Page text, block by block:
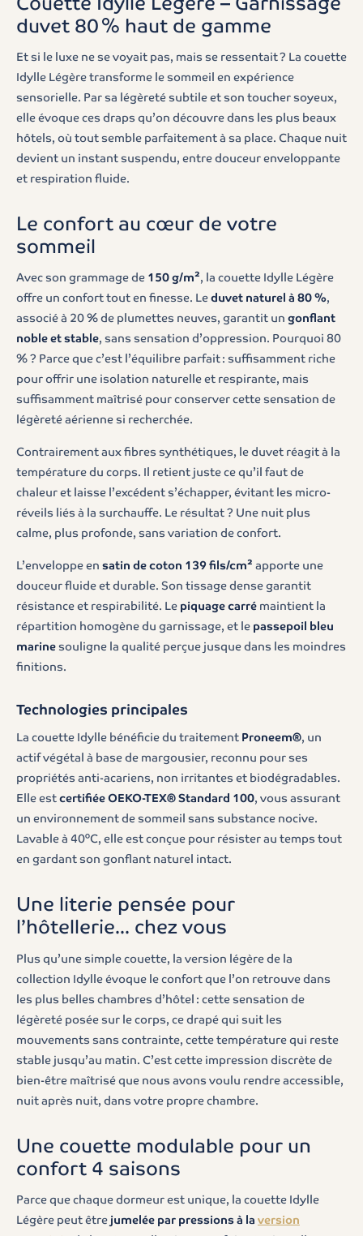
duvet 80 % haut de gamme
Et si le luxe ne se voyait pas, mais se ressentait ? La couette
Idylle Légère transforme le sommeil en expérience
sensorielle. Par sa légèreté subtile et son toucher soyeux,
elle évoque ces draps qu’on découvre dans les plus beaux
hôtels, où tout semble parfaitement à sa place. Chaque nuit
devient un instant suspendu, entre douceur enveloppante
et respiration fluide.
Le confort au cœur de votre
sommeil
Avec son grammage de 150 g/m², la couette Idylle Légère
offre un confort tout en finesse. Leduvet naturel à 80 %,
associé à 20 % de plumettes neuves, garantit un gonflant
noble et stable, sans sensation d’oppression. Pourquoi 80
% ? Parce que c’est l’équilibre parfait : suffisamment riche
pour offrir une isolation naturelle et respirante, mais
suffisamment maîtrisé pour conserver cette sensation de
légèreté aérienne si recherchée.
Contrairement aux fibres synthétiques, le duvet réagit à la
température du corps. Il retient juste ce qu’il faut de
chaleur et laisse l’excédent s’échapper, évitant les micro-
réveils liés à la surchauffe. Le résultat ? Une nuit plus
calme, plus profonde, sans variation de confort.
L’enveloppe en satin de coton 139 fils/cm² apporte une
douceur fluide et durable. Son tissage dense garantit
résistance et respirabilité. Le piquage carrémaintient la
répartition homogène du garnissage, et le passepoil bleu
marinesouligne la qualité perçue jusque dans les moindres
finitions.
Technologies principales
La couette Idylle bénéficie du traitement Proneem®, un
actif végétal à base de margousier, reconnu pour ses
propriétés anti-acariens, non irritantes et biodégradables.
Elle estcertifiée OEKO-TEX® Standard 100, vous assurant
un environnement de sommeil sans substance nocive.
Lavable à 40°C, elle est conçue pour résister au temps tout
en gardant son gonflant naturel intact.
Une literie pensée pour
l’hôtellerie... chez vous
Plus qu’une simple couette, la version légère de la
collection Idylle évoque le confort que l’on retrouve dans
les plus belles chambres d’hôtel : cette sensation de
légèreté posée sur le corps, ce drapé qui suit les
mouvements sans contrainte, cette température qui reste
stable jusqu’au matin. C’est cette impression discrète de
bien-être maîtrisé que nous avons voulu rendre accessible,
nuit après nuit, dans votre propre chambre.
Une couette modulable pour un
confort 4 saisons
Parce que chaque dormeur est unique, la couette Idylle
Légère peut être jumelée par pressions à la version